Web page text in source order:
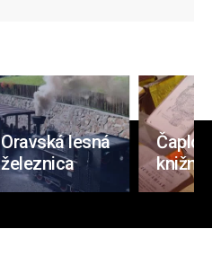
Oravská lesná
železnica